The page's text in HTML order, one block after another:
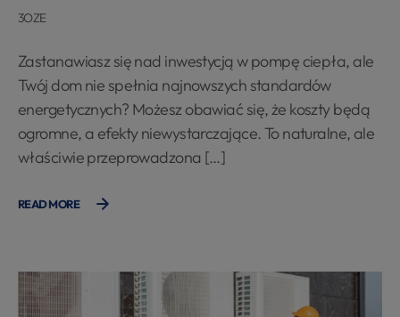
3OZE
Zastanawiasz się nad inwestycją w pompę ciepła, ale
Twój dom nie spełnia najnowszych standardów
energetycznych? Możesz obawiać się, że koszty będą
ogromne, a efekty niewystarczające. To naturalne, ale
właściwie przeprowadzona […]
READ MORE